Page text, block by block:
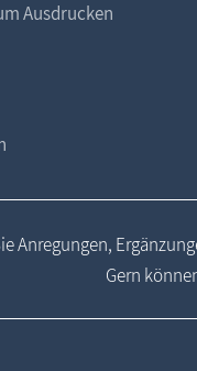
Ausdrucken
Anregungen,
Gern